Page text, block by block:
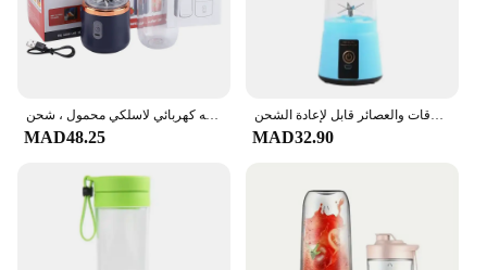
خلاط فواكه كهربائي لاسلكي محمول ، شحن USB ، 6 خلاطات فواكه نصل ، ماكينة صنع العصير في المطبخ ، صانع العصير
MAD48.25
خلاط محمول للمخفوقات والعصائر قابل لإعادة الشحن USB 380 مللي كوب لصنع العصائر الفاكهة للسفر خلاط فواكه يدوي كوب عصير جديد
MAD32.90